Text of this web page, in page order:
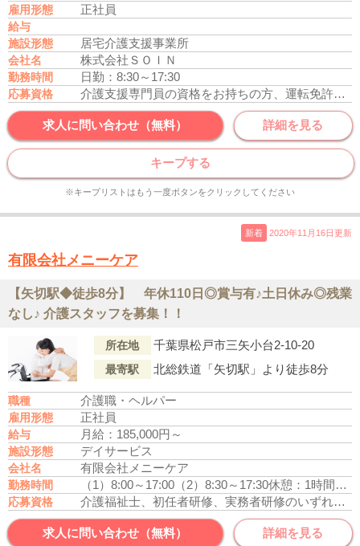
雇用形態 正社員
給与
施設形態
居宅介護支援事業所
会社名 株式会社ＳＯＩＮ
勤務時間 日勤：8:30～17:30
応募資格 介護支援専門員の資格をお持ちの方、運転免許あれば尚可
求人に問い合わせ（無料） 詳細を見る
キープする
※キープリストはもう一度ボタンをクリックしてください
新着 2020年11月16日更新
有限会社メニーケア
【矢切駅◆徒歩8分】 年休110日◎賞与有♪土日休み◎残業
なし♪ 介護スタッフを募集！！
所在地 千葉県松戸市三矢小台2-10-20
最寄駅 北総鉄道「矢切駅」より徒歩8分
職種 介護職・ヘルパー
雇用形態 正社員
給与 月給：185,000円～
施設形態 デイサービス
会社名 有限会社メニーケア
勤務時間 （1）8:00～17:00 （2）8:30～17:30休憩：1時間残
応募資格 介護福祉士、初任者研修、実務者研修のいずれかの資格をお持ちの方
求人に問い合わせ（無料） 詳細を見る